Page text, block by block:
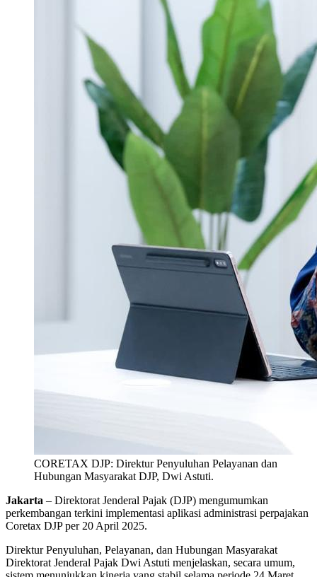
CORETAX DJP: Direktur Penyuluhan Pelayanan dan
Hubungan Masyarakat DJP, Dwi Astuti.
Jakarta – Direktorat Jenderal Pajak (DJP) mengumumkan
perkembangan terkini implementasi aplikasi administrasi perpajakan
Coretax DJP per 20 April 2025.
Direktur Penyuluhan, Pelayanan, dan Hubungan Masyarakat
Direktorat Jenderal Pajak Dwi Astuti menjelaskan, secara umum,